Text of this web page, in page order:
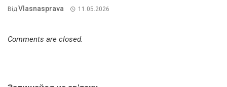
ВідVlasnasprava 11.05.2026
Comments are closed.